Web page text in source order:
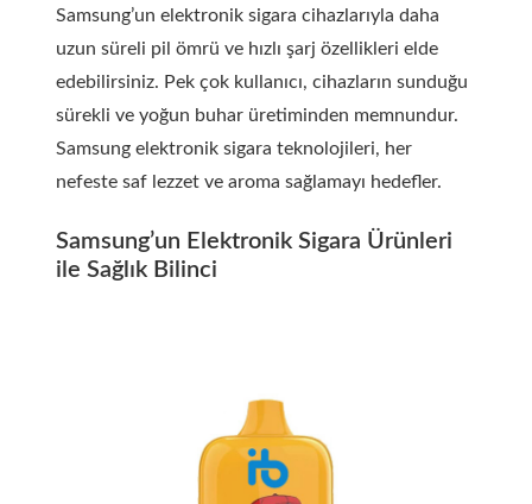
Samsung’un elektronik sigara cihazlarıyla daha
uzun süreli pil ömrü ve hızlı şarj özellikleri elde
edebilirsiniz. Pek çok kullanıcı, cihazların sunduğu
sürekli ve yoğun buhar üretiminden memnundur.
Samsung elektronik sigara teknolojileri, her
nefeste saf lezzet ve aroma sağlamayı hedefler.
Samsung’un Elektronik Sigara Ürünleri
ile Sağlık Bilinci